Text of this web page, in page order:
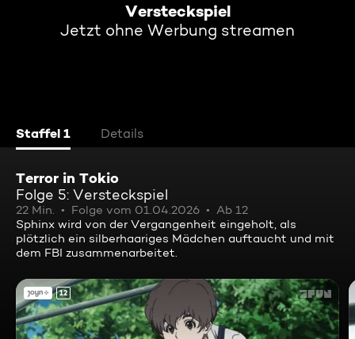
Versteckspiel
Jetzt ohne Werbung streamen
Staffel 1 Details
Terror in Tokio
Folge 5: Versteckspiel
22 Min. Folge vom 01.04.2026
Ab 12
Sphinx wird von der Vergangenheit eingeholt, als
plötzlich ein silberhaariges Mädchen auftaucht und mit
dem FBI zusammenarbeitet.
12